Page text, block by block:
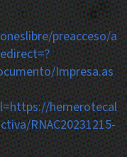
preacceso/a
Impresa.as
hemerotecal
RNAC20231215-